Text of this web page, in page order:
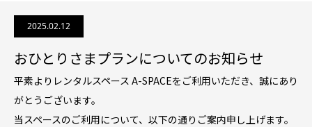
2025.02.12
おひとりさまプランについてのお知らせ
平素よりレンタルスペース A-SPACEをご利用いただき、誠にあり
がとうございます。
当スペースのご利用について、以下の通りご案内申し上げます。